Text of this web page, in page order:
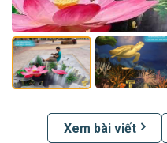
Xem bài viết